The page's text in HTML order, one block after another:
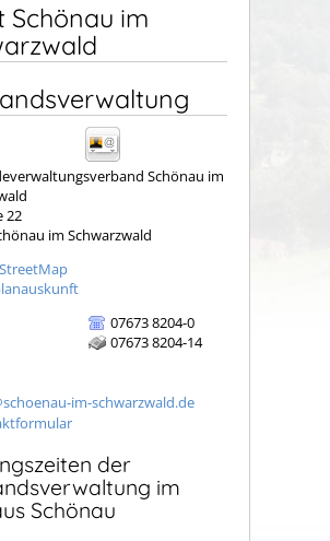
Schönau im
Schönau im
22
im Schwarzwald
07673 8204-0
07673 8204-14
im-schwarzwald.de
der
im
Schönau